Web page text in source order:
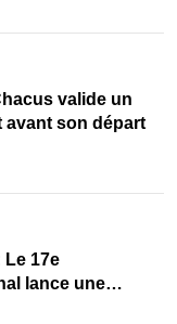
valide un
avant son départ
Le 17e
lance une